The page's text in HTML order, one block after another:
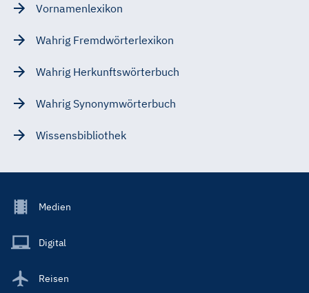
Vornamenlexikon
Wahrig Fremdwörterlexikon
Wahrig Herkunftswörterbuch
Wahrig Synonymwörterbuch
Wissensbibliothek
Footer
Main
Medien
Digital
Reisen